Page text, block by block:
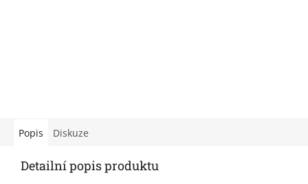
Popis Diskuze
Detailní popis produktu